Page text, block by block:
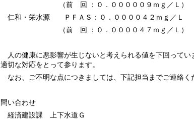
（前 回 ：０．０００００９ｍｇ／Ｌ）
仁和・栄水源 ＰＦＡＳ：０．００００４２ｍｇ／Ｌ
（前 回 ：０．００００４７ｍｇ／Ｌ）
人の健康に悪影響が生じないと考えられる値を下回ってい
適切な対応をとって参ります。
なお、ご不明な点につきましては、下記担当までご連絡く
問い合わせ
経済建設課 上下水道Ｇ